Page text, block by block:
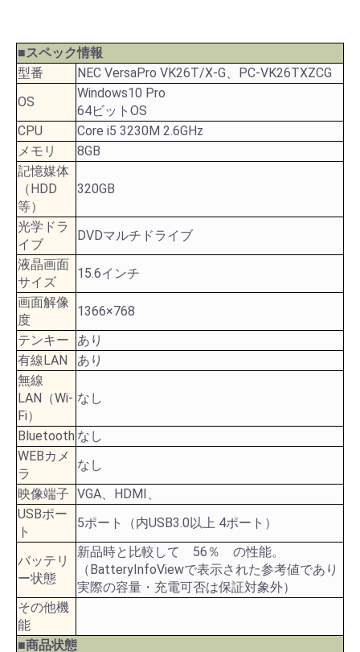
■スペック情報
型番
NEC VersaPro VK26T/X-G、PC-VK26TXZCG
OS
Windows10 Pro
64ビットOS
CPU
Core i5 3230M 2.6GHz
メモリ
8GB
記憶媒体
（HDD
等）
320GB
光学ドラ
イブ
DVDマルチドライブ
液晶画面
サイズ
15.6インチ
画面解像
度
1366×768
テンキー
あり
有線LAN
あり
無線
LAN（Wi-
Fi）
なし
Bluetooth なし
WEBカメ
ラ
なし
映像端子 VGA、HDMI、
USBポー
ト
5ポート（内USB3.0以上 4ポート）
バッテリ
ー状態
新品時と比較して 56％ の性能。
（BatteryInfoViewで表示された参考値であり
実際の容量・充電可否は保証対象外）
その他機
能
■商品状態